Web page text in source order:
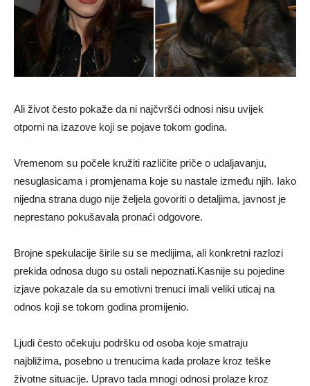
Ali život često pokaže da ni najčvršći odnosi nisu uvijek
otporni na izazove koji se pojave tokom godina.
Vremenom su počele kružiti različite priče o udaljavanju,
nesuglasicama i promjenama koje su nastale između njih. Iako
nijedna strana dugo nije željela govoriti o detaljima, javnost je
neprestano pokušavala pronaći odgovore.
Brojne spekulacije širile su se medijima, ali konkretni razlozi
prekida odnosa dugo su ostali nepoznati.Kasnije su pojedine
izjave pokazale da su emotivni trenuci imali veliki uticaj na
odnos koji se tokom godina promijenio.
Ljudi često očekuju podršku od osoba koje smatraju
najbližima, posebno u trenucima kada prolaze kroz teške
životne situacije. Upravo tada mnogi odnosi prolaze kroz